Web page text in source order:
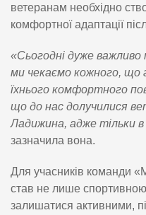
ветеранам необхідно
комфортної адаптації
«Сьогодні дуже
ми чекаємо кожного, що
їхнього комфортного
що до нас долучилися
Ладижина, адже тільки
зазначила вона.
Для учасників команди
став не лише
залишатися активними,